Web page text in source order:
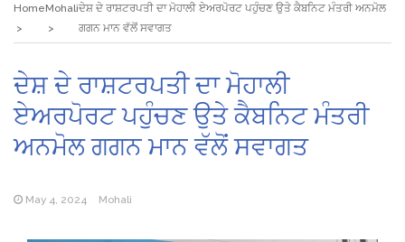
HomeMohaliਦੇਸ਼ ਦੇ ਰਾਸ਼ਟਰਪਤੀ ਦਾ ਮੋਹਾਲੀ ਏਅਰਪੋਰਟ ਪਹੁੰਚਣ ਉਤੇ ਕੈਬਨਿਟ ਮੰਤਰੀ ਅਨਮੋਲ
ਗਗਨ ਮਾਨ ਵੱਲੋਂ ਸਵਾਗਤ
ਦੇਸ਼ ਦੇ ਰਾਸ਼ਟਰਪਤੀ ਦਾ ਮੋਹਾਲੀ
ਏਅਰਪੋਰਟ ਪਹੁੰਚਣ ਉਤੇ ਕੈਬਨਿਟ ਮੰਤਰੀ
ਅਨਮੋਲ ਗਗਨ ਮਾਨ ਵੱਲੋਂ ਸਵਾਗਤ
May 4, 2024 Mohali